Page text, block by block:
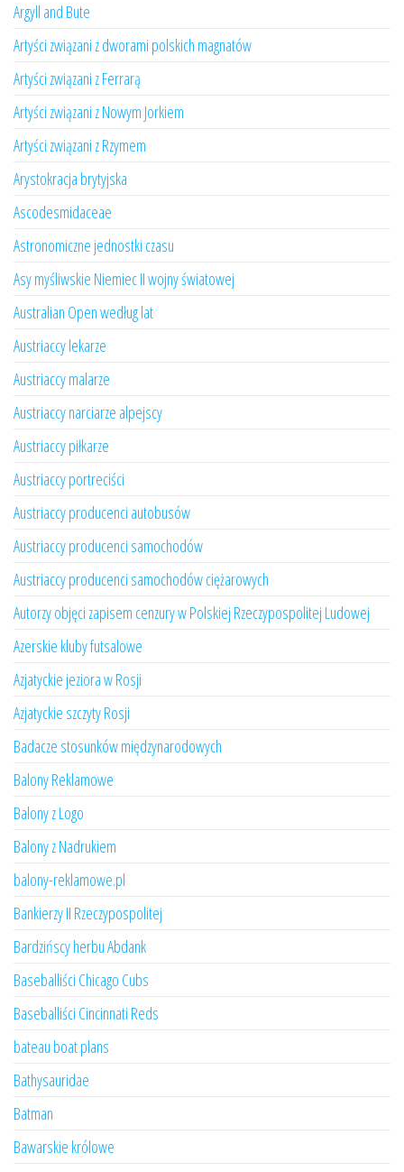
Argyll and Bute
Artyści związani z dworami polskich magnatów
Artyści związani z Ferrarą
Artyści związani z Nowym Jorkiem
Artyści związani z Rzymem
Arystokracja brytyjska
Ascodesmidaceae
Astronomiczne jednostki czasu
Asy myśliwskie Niemiec II wojny światowej
Australian Open według lat
Austriaccy lekarze
Austriaccy malarze
Austriaccy narciarze alpejscy
Austriaccy piłkarze
Austriaccy portreciści
Austriaccy producenci autobusów
Austriaccy producenci samochodów
Austriaccy producenci samochodów ciężarowych
Autorzy objęci zapisem cenzury w Polskiej Rzeczypospolitej Ludowej
Azerskie kluby futsalowe
Azjatyckie jeziora w Rosji
Azjatyckie szczyty Rosji
Badacze stosunków międzynarodowych
Balony Reklamowe
Balony z Logo
Balony z Nadrukiem
balony-reklamowe.pl
Bankierzy II Rzeczypospolitej
Bardzińscy herbu Abdank
Baseballiści Chicago Cubs
Baseballiści Cincinnati Reds
bateau boat plans
Bathysauridae
Batman
Bawarskie królowe